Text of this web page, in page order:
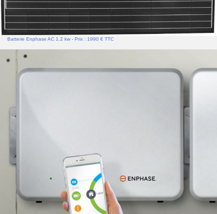
Batterie Enphase AC 1.2 kw - Prix : 1990 € TTC